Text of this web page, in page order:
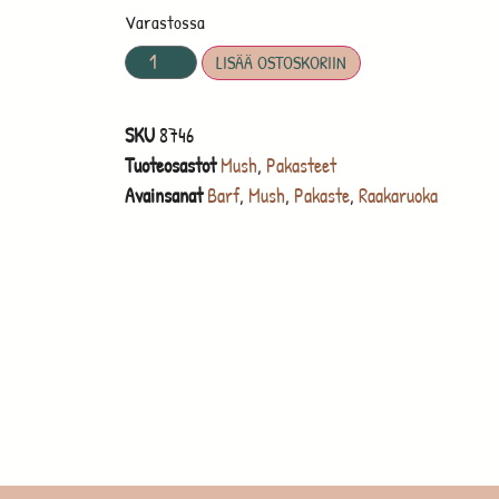
Varastossa
LISÄÄ OSTOSKORIIN
SKU8746
Tuoteosastot Mush, Pakasteet
Avainsanat Barf, Mush, Pakaste, Raakaruoka